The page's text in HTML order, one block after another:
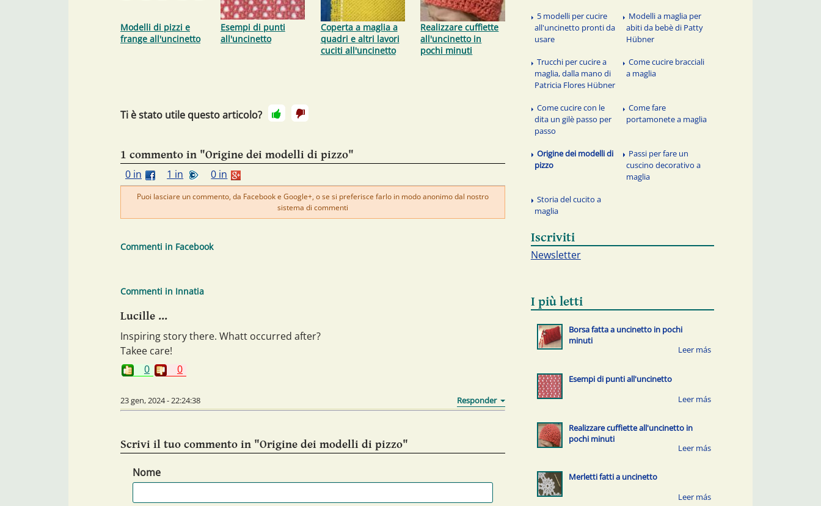
Modelli di pizzi e
frange all'uncinetto
Esempi di punti
all'uncinetto
Coperta a maglia a
quadri e altri lavori
cuciti all'uncinetto
Realizzare cuffiette
all'uncinetto in
pochi minuti
Ti è stato utile questo articolo?
1 commento in "Origine dei modelli di pizzo"
0 in
1 in 0 in
Puoi lasciare un commento, da Facebook e Google+, o se si preferisce farlo in modo anonimo dal nostro
sistema di commenti
Commenti in Facebook
Commenti in Innatia
Lucille ...
Inspiring story there. Whatt occurred after?
Takee care!
0
0
23 gen, 2024 - 22:24:38
Scrivi il tuo commento in "Origine dei modelli di pizzo"
Nome
5 modelli per cucire
all'uncinetto pronti da
usare
Modelli a maglia per
abiti da bebè di Patty
Hübner
Trucchi per cucire a
maglia, dalla mano di
Patricia Flores Hübner
Come cucire bracciali
a maglia
Come cucire con le
dita un gilè passo per
passo
Come fare
portamonete a maglia
Origine dei modelli di
pizzo
Passi per fare un
cuscino decorativo a
maglia
Storia del cucito a
maglia
Iscriviti
Newsletter
I più letti
Borsa fatta a uncinetto in pochi
minuti
Esempi di punti all'uncinetto
Realizzare cuffiette all'uncinetto in
pochi minuti
Merletti fatti a uncinetto